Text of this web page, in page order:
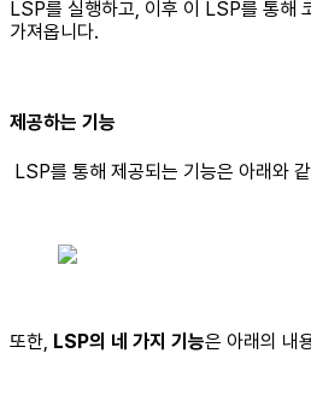
LSP를 실행하고, 이후 이 LSP를 통해
가져옵니다.
제공하는 기능
LSP를 통해 제공되는 기능은 아래와
또한, LSP의 네 가지 기능은 아래의 내